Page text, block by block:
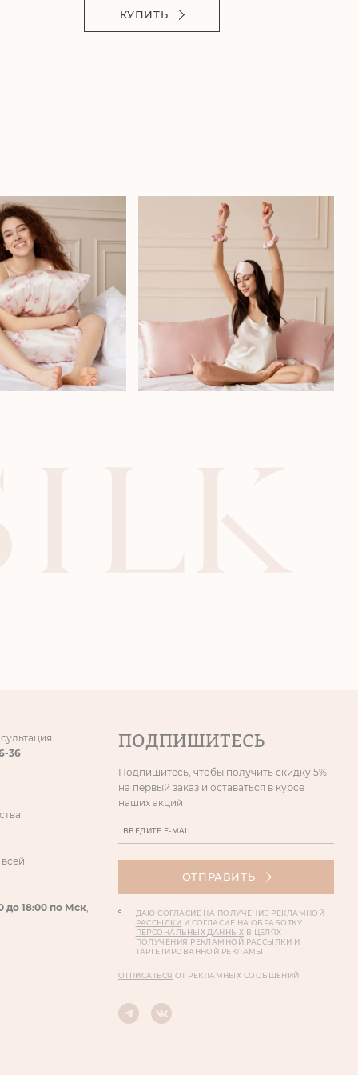
КУПИТЬ
36
до 18:00 по Мск,
ПОДПИШИТЕСЬ
Подпишитесь, чтобы получить скидку 5%
на первый заказ и оставаться в курсе
наших акций
ОТПРАВИТЬ
ДАЮ СОГЛАСИЕ НА ПОЛУЧЕНИЕ РЕКЛАМНОЙ
РАССЫЛКИ И СОГЛАСИЕ НА ОБРАБОТКУ
ПЕРСОНАЛЬНЫХ ДАННЫХ В ЦЕЛЯХ
ПОЛУЧЕНИЯ РЕКЛАМНОЙ РАССЫЛКИ И
ТАРГЕТИРОВАННОЙ РЕКЛАМЫ
ОТПИСАТЬСЯ ОТ РЕКЛАМНЫХ СООБЩЕНИЙ